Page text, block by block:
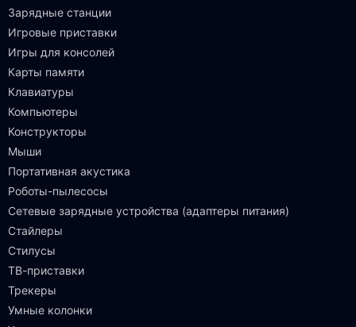
Зарядные станции
Игровые приставки
Игры для консолей
Карты памяти
Клавиатуры
Компьютеры
Конструкторы
Мыши
Портативная акустика
Роботы-пылесосы
Сетевые зарядные устройства (адаптеры питания)
Стайлеры
Стилусы
ТВ-приставки
Трекеры
Умные колонки